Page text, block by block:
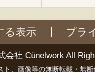
る表示 プラ
会社 Cünelwork All
ト、画像等の無断転載・無